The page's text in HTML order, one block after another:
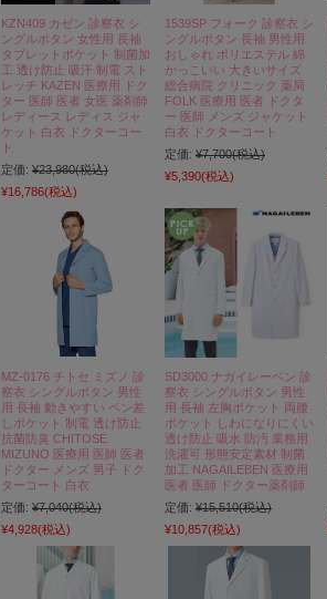
KZN409 カゼン 診察衣 シ
ングルボタン 女性用 長袖
タブレットポケット 制菌加
工 透け防止 吸汗 制電 スト
レッチ KAZEN 医療用 ドク
ター 医師 医者 女医 薬剤師
レディース レディス ジャ
ケット 白衣 ドクターコー
ト
定価: ¥23,980(税込)
¥16,786(税込)
1539SP フォーク 診察衣 シ
ングルボタン 長袖 男性用
おしゃれ ポリエステル 綿
かっこいい 大きいサイズ
総合病院 クリニック 薬局
FOLK 医療用 医者 ドクタ
ー 医師 メンズ ジャケット
白衣 ドクターコート
定価: ¥7,700(税込)
¥5,390(税込)
MZ-0176 チトセ ミズノ 診
察衣 シングルボタン 男性
用 長袖 動きやすい ペン差
しポケット 制電 透け防止
抗菌防臭 CHITOSE
MIZUNO 医療用 医師 医者
ドクター メンズ 男子 ドク
ターコート 白衣
定価: ¥7,040(税込)
¥4,928(税込)
SD3000 ナガイレーベン 診
察衣 シングルボタン 男性
用 長袖 左胸ポケット 両腰
ポケット しわになりにくい
透け防止 吸水 防汚 業務用
洗濯可 形態安定素材 制菌
加工 NAGAILEBEN 医療用
医者 医師 ドクター薬剤師
定価: ¥15,510(税込)
¥10,857(税込)